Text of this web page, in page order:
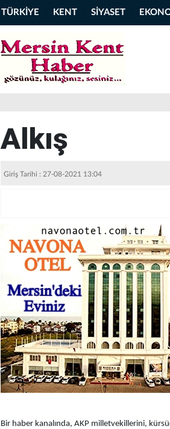
TÜRKİYE KENT SİYASET
Alkış
Giriş Tarihi : 27-08-2021 13:04
Bir haber kanalında, AKP milletvekillerini,